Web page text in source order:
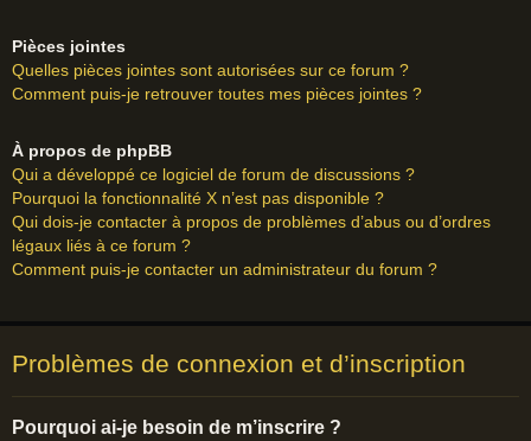
Pièces jointes
Quelles pièces jointes sont autorisées sur ce forum ?
Comment puis-je retrouver toutes mes pièces jointes ?
À propos de phpBB
Qui a développé ce logiciel de forum de discussions ?
Pourquoi la fonctionnalité X n’est pas disponible ?
Qui dois-je contacter à propos de problèmes d’abus ou d’ordres
légaux liés à ce forum ?
Comment puis-je contacter un administrateur du forum ?
Problèmes de connexion et d’inscription
Pourquoi ai-je besoin de m’inscrire ?